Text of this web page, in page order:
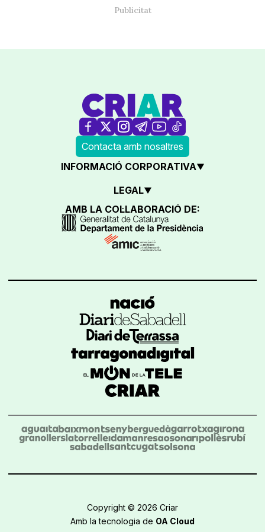
Contacta amb nosaltres
INFORMACIÓ CORPORATIVA
LEGAL
AMB LA COL·LABORACIÓ DE:
Copyright © 2026 Criar
Amb la tecnologia de OA Cloud